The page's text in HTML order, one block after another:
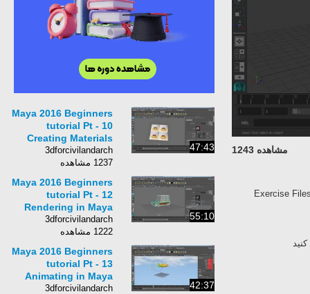
مشاهده 1243
Exercise
47:43
Maya 2016 Beginners
tutorial Pt - 10
Creating Materials
3dforcivilandarch
1237 مشاهده
55:10
Maya 2016 Beginners
tutorial Pt - 12
Rendering in Maya
3dforcivilandarch
1222 مشاهده
42:37
Maya 2016 Beginners
tutorial Pt - 13
Animating in Maya
3dforcivilandarch